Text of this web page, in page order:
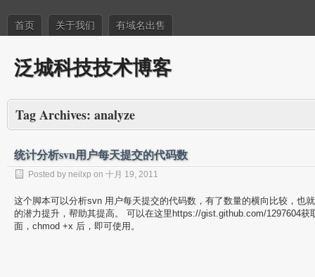
首页 关于我们 有域名出售
泛城科技技术博客
Tag Archives: analyze
统计分析svn用户每天提交的代码数
Posted by neilxp on 十月 19, 2011
这个脚本可以分析svn 用户每天提交的代码数，有了数量的横向比较，也
的潜力提升，帮助其提高。 可以在这里https://gist.github.com/1297604获
面，chmod +x 后，即可使用。